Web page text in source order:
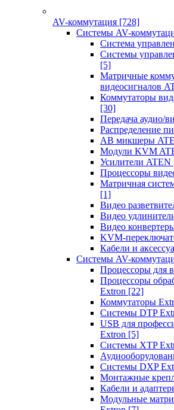
AV-коммутация [728]
Системы AV-
Система
Системы
[5]
Матричные
видеосигналов
Коммутаторы
[30]
Передача аудио/
Распределение
АВ микшеры
Модули KVM
Усилители ATEN
Процессоры
Матричная
[1]
Видео
Видео
Видео
KVM-
Кабели и
Системы AV-
Процессоры для
Процессоры
Extron [22]
Коммутаторы
Системы DTP
USB для
Extron [5]
Системы XTP
Системы DXP
Монтажные
Кабели и
Модульные